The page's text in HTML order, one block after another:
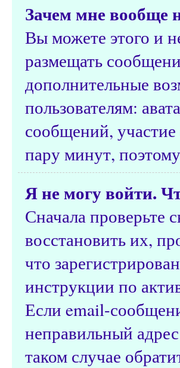
Зачем мне вообще
Вы можете этого и
размещать
дополнительные
пользователям:
сообщений, участие
пару минут,
Я не могу войти.
Сначала проверьте
восстановить их,
что
инструкции по
Если email-
неправильный
таком случае